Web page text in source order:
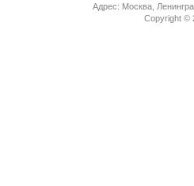
Адрес: Москва,
Copyright ©